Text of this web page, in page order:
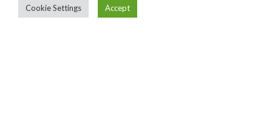
Cookie Settings Accept